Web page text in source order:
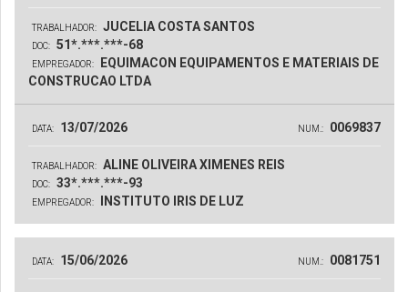
TRABALHADOR: JUCELIA COSTA SANTOS
DOC: 51*.***.***-68
EMPREGADOR:
EQUIMACON EQUIPAMENTOS E MATERIAIS DE
CONSTRUCAO LTDA
DATA: 13/07/2026 NUM.: 0069837
TRABALHADOR: ALINE OLIVEIRA XIMENES REIS
DOC: 33*.***.***-93
EMPREGADOR: INSTITUTO IRIS DE LUZ
DATA: 15/06/2026 NUM.: 0081751